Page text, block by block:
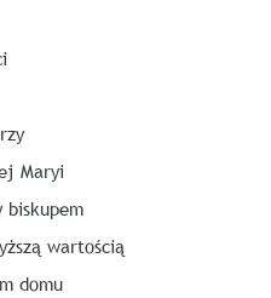
Maryi
biskupem
wartością
domu